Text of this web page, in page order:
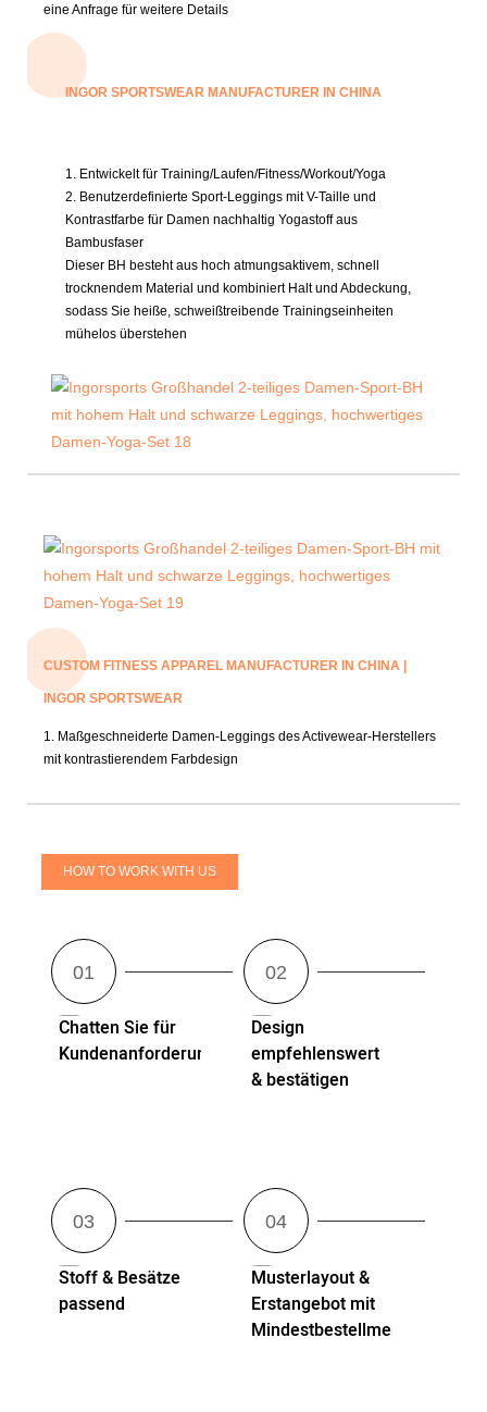
eine Anfrage für weitere Details
INGOR SPORTSWEAR MANUFACTURER IN CHINA
1. Entwickelt für Training/Laufen/Fitness/Workout/Yoga
2. Benutzerdefinierte Sport-Leggings mit V-Taille und
Kontrastfarbe für Damen nachhaltig Yogastoff aus
Bambusfaser
Dieser BH besteht aus hoch atmungsaktivem, schnell
trocknendem Material und kombiniert Halt und Abdeckung,
sodass Sie heiße, schweißtreibende Trainingseinheiten
mühelos überstehen
CUSTOM FITNESS APPAREL MANUFACTURER IN CHINA |
INGOR SPORTSWEAR
1. Maßgeschneiderte Damen-Leggings des Activewear-Herstellers
mit kontrastierendem Farbdesign
HOW TO WORK WITH US
Chatten Sie für
Kundenanforderungen
Design
empfehlenswert
& bestätigen
Stoff & Besätze
passend
Musterlayout &
Erstangebot mit
Mindestbestellmenge